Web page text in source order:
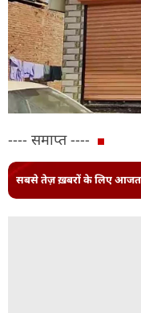
---- समाप्त ----
सबसे तेज़ ख़बरों के लिए